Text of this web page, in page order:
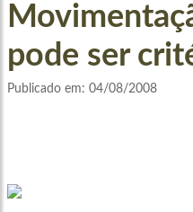
pode ser
Publicado em: 04/08/2008